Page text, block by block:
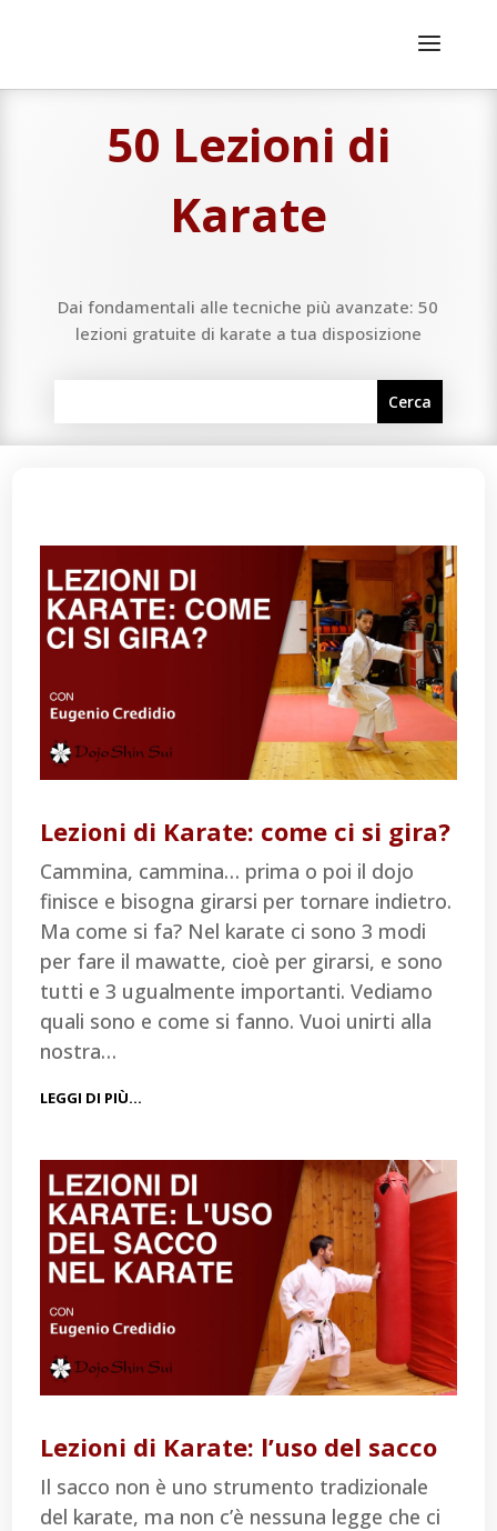
50 Lezioni di
Karate
Dai fondamentali alle tecniche più avanzate: 50
lezioni gratuite di karate a tua disposizione
Lezioni di Karate: come ci si gira?
Cammina, cammina… prima o poi il dojo
finisce e bisogna girarsi per tornare indietro.
Ma come si fa? Nel karate ci sono 3 modi
per fare il mawatte, cioè per girarsi, e sono
tutti e 3 ugualmente importanti. Vediamo
quali sono e come si fanno. Vuoi unirti alla
nostra…
LEGGI DI PIÙ…
Lezioni di Karate: l’uso del sacco
Il sacco non è uno strumento tradizionale
del karate, ma non c’è nessuna legge che ci